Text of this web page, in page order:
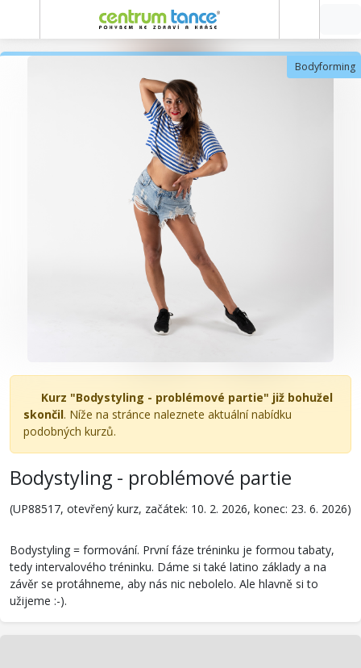
Bodyforming
Kurz "Bodystyling - problémové partie" již bohužel
skončil. Níže na stránce naleznete aktuální nabídku
podobných kurzů.
Bodystyling - problémové partie
(UP88517, otevřený kurz, začátek: 10. 2. 2026, konec: 23. 6. 2026)
Bodystyling = formování. První fáze tréninku je formou tabaty,
tedy intervalového tréninku. Dáme si také latino základy a na
závěr se protáhneme, aby nás nic nebolelo. Ale hlavně si to
užijeme :-).